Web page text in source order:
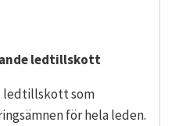
ledtillskott
ledtillskott som
för hela leden.